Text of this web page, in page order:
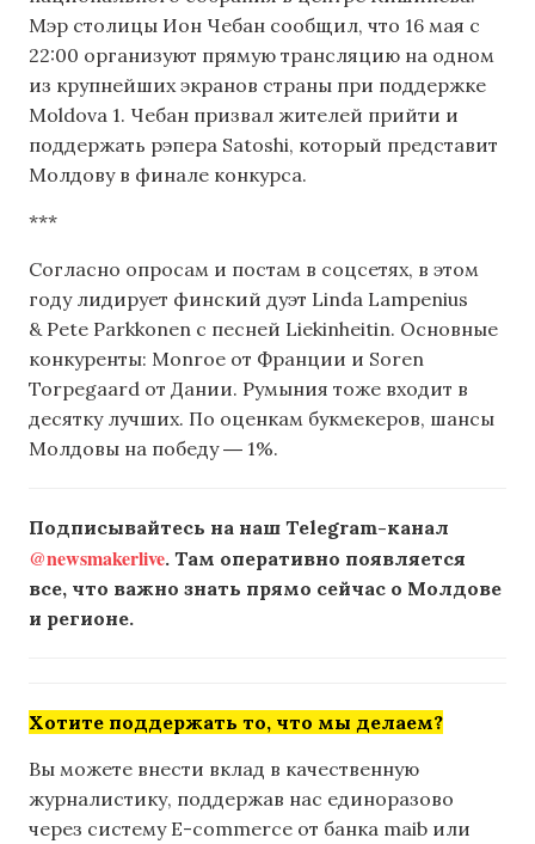
Мэр столицы Ион Чебан сообщил, что 16 мая с
22:00 организуют прямую трансляцию на одном
из крупнейших экранов страны при поддержке
Moldova 1. Чебан призвал жителей прийти и
поддержать рэпера Satoshi, который представит
Молдову в финале конкурса.
***
Согласно опросам и постам в соцсетях, в этом
году лидирует финский дуэт Linda Lampenius
& Pete Parkkonen с песней Liekinheitin. Основные
конкуренты: Monroe от Франции и Soren
Torpegaard от Дании. Румыния тоже входит в
десятку лучших. По оценкам букмекеров, шансы
Молдовы на победу ― 1%.
Подписывайтесь на наш Telegram-канал
@newsmakerlive. Там оперативно появляется
все, что важно знать прямо сейчас о Молдове
и регионе.
Хотите поддержать то, что мы делаем?
Вы можете внести вклад в качественную
журналистику, поддержав нас единоразово
через систему E-commerce от банка maib или